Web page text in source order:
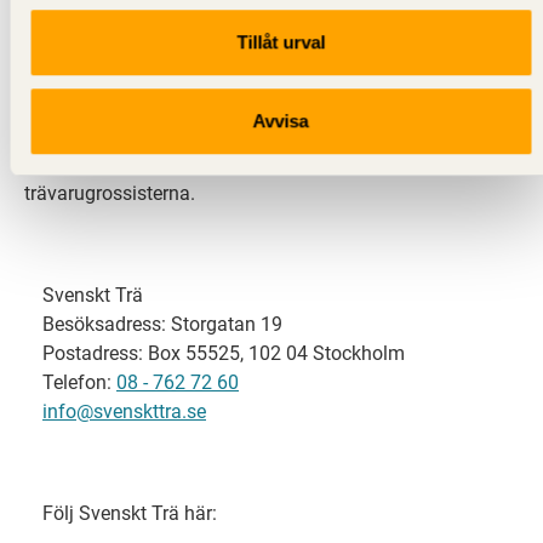
Tillåt urval
Avvisa
Svenskt Trä representerar svensk sågverksindustri
och är en del av branschorganisationen
svensk limträ-, KL-trä- och förpackningsindustri samt
trävarugrossisterna.
Svenskt Trä
Besöksadress: Storgatan 19
Postadress: Box 55525, 102 04 Stockholm
Telefon: 08 - 762 72 60
info@svenskttra.se
Följ Svenskt Trä här: